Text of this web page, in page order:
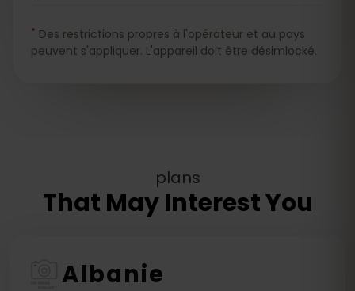
* Des restrictions propres à l'opérateur et au pays
peuvent s'appliquer. L'appareil doit être désimlocké.
plans
That May Interest You
Albanie